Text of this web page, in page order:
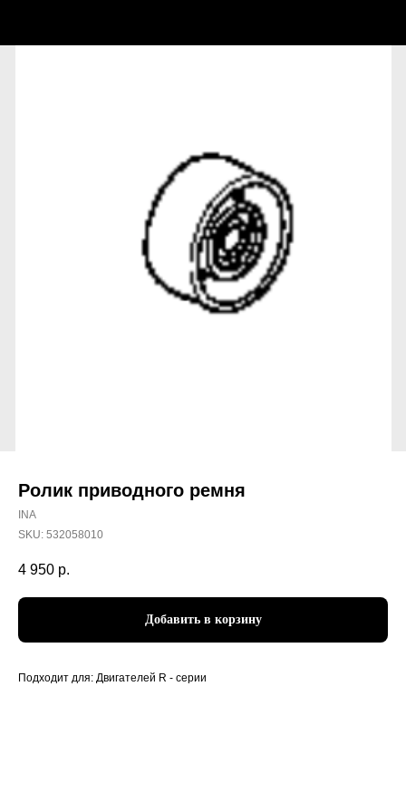
Ролик приводного ремня
INA
SKU: 532058010
4 950 р.
Добавить в корзину
Подходит для: Двигателей R - серии